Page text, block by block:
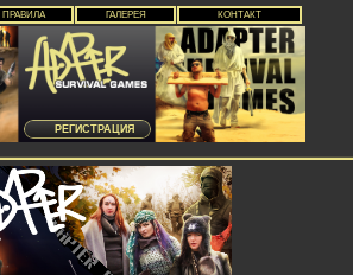
ПРАВИЛА ГАЛЕРЕЯ КОНТАКТ
РЕГИСТРАЦИЯ